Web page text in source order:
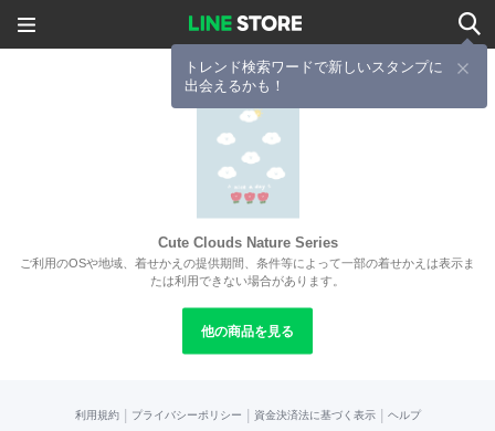
トレンド検索ワードで新しいスタンプに
出会えるかも！
Cute Clouds Nature Series
ご利用のOSや地域、着せかえの提供期間、条件等によって一部の着せかえは表示ま
たは利用できない場合があります。
他の商品を見る
利用規約 プライバシーポリシー 資金決済法に基づく表示 ヘルプ